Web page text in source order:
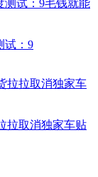
试：9
拉取消独家车贴